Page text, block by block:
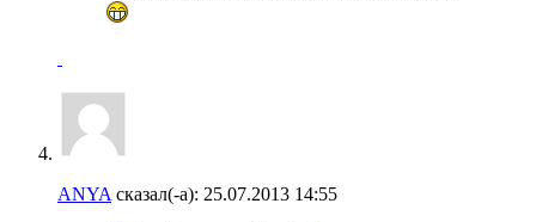
ANYA сказал(-а): 25.07.2013 14:55